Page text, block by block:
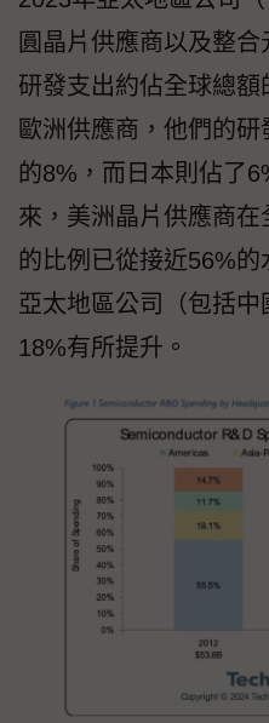
圓晶片供應商以及整
研發支出約佔全球總
歐洲供應商，他們的
的8%，而日本則佔了
來，美洲晶片供應商
的比例已從接近56%的
亞太地區公司（包括
18%有所提升。